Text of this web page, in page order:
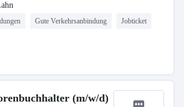
Gute Verkehrsanbindung Jobticket
(m/w/d)